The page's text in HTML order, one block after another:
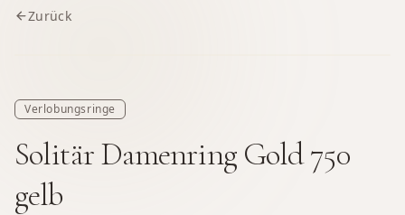
Zurück
Verlobungsringe
Solitär Damenring Gold 750
gelb